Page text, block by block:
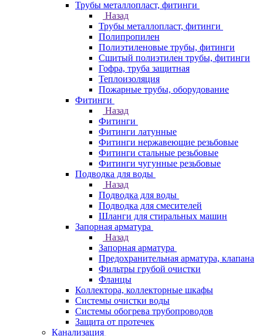
Трубы металлопласт, фитинги
Назад
Трубы металлопласт, фитинги
Полипропилен
Полиэтиленовые трубы, фитинги
Сшитый полиэтилен трубы, фитинги
Гофра, труба защитная
Теплоизоляция
Пожарные трубы, оборудование
Фитинги
Назад
Фитинги
Фитинги латунные
Фитинги нержавеющие резьбовые
Фитинги стальные резьбовые
Фитинги чугунные резьбовые
Подводка для воды
Назад
Подводка для воды
Подводка для смесителей
Шланги для стиральных машин
Запорная арматура
Назад
Запорная арматура
Предохранительная арматура, клапана
Фильтры грубой очистки
Фланцы
Коллектора, коллекторные шкафы
Системы очистки воды
Системы обогрева трубопроводов
Защита от протечек
Канализация